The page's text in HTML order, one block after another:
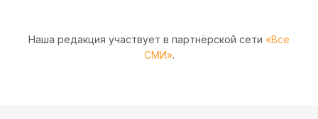
Наша редакция участвует в партнёрской сети «Все
СМИ».